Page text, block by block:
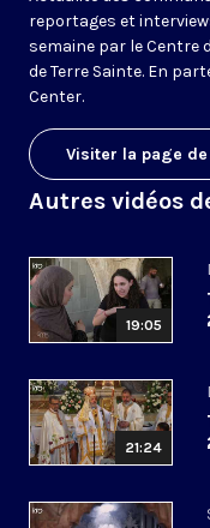
reportages et
semaine par le Centre
de Terre Sainte. En
Center.
Visiter la page
Autres vidéos
19:05
21:24